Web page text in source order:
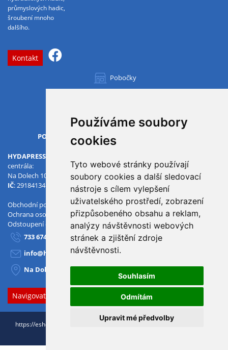
Používáme soubory
cookies
Tyto webové stránky používají
soubory cookies a další sledovací
nástroje s cílem vylepšení
uživatelského prostředí, zobrazení
přizpůsobeného obsahu a reklam,
analýzy návštěvnosti webových
stránek a zjištění zdroje
návštěvnosti.
Souhlasím
Odmítám
Upravit mé předvolby
průmyslových hadic,
šroubení mnoho
dalšího.
Kontakt
Pobočky
OTVÍRACÍ DOBA
PO-PÁ
HYDAPRESS CZ s.r.o.
centrála:
Na Dolech 109 586 01 Jihlava
IČ: 29184134 : CZ29184134
Obchodní podmínky
Ochrana osobních údajů
Odstoupení od smlouvy
733 674 293
info@hydapress.cz
Na Dolech 109, Jihlava
Navigovat sem
https://eshop.hydapress.cz © 2026